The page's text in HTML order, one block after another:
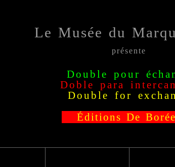
Le Musée du
présente
Double pour
Doble para
Double for
Éditions De